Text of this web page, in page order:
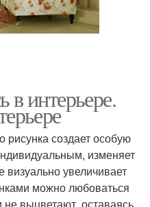
в интерьере.
рисунка создает особую
изменяет
увеличивает
можно любоваться
выцветают, оставаясь